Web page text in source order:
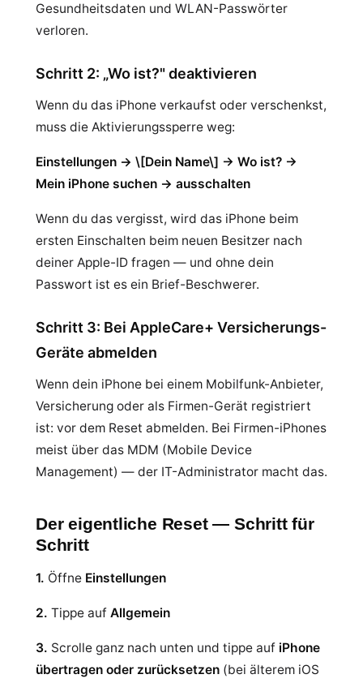
Gesundheitsdaten und WLAN-Passwörter
verloren.
Schritt 2: „Wo ist?" deaktivieren
Wenn du das iPhone verkaufst oder verschenkst,
muss die Aktivierungssperre weg:
Einstellungen → \[Dein Name\] → Wo ist? →
Mein iPhone suchen → ausschalten
Wenn du das vergisst, wird das iPhone beim
ersten Einschalten beim neuen Besitzer nach
deiner Apple-ID fragen — und ohne dein
Passwort ist es ein Brief-Beschwerer.
Schritt 3: Bei AppleCare+ Versicherungs-
Geräte abmelden
Wenn dein iPhone bei einem Mobilfunk-Anbieter,
Versicherung oder als Firmen-Gerät registriert
ist: vor dem Reset abmelden. Bei Firmen-iPhones
meist über das MDM (Mobile Device
Management) — der IT-Administrator macht das.
Der eigentliche Reset — Schritt für
Schritt
1. Öffne Einstellungen
2. Tippe auf Allgemein
3. Scrolle ganz nach unten und tippe auf iPhone
übertragen oder zurücksetzen (bei älterem iOS